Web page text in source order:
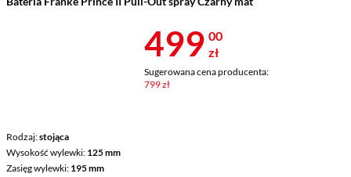
Rodzaj stojąca
Wysokość wylewki 125 mm
Zasięg wylewki 195 mm
Cena 499 zł
499 00
zł
Sugerowana cena producenta:
799 zł